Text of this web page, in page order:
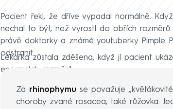
Pacient řekl, že dříve vypadal normálně.
nechal to být, než vyrostl do obřích
právě doktorky a známé youtuberky Pimple
odstranit.
Lékařka zůstala zděšena, když jí pacient
enormních rozměrů.
Za rhinophymu se považuje
choroby zvané rosacea, také růžovka.